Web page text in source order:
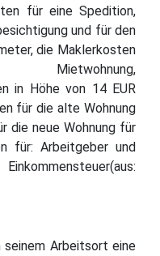
für eine Spedition,
und für den
die Maklerkosten
in Höhe von 14 EUR
für die alte Wohnung
die neue Wohnung für
für: Arbeitgeber und
seinem Arbeitsort eine